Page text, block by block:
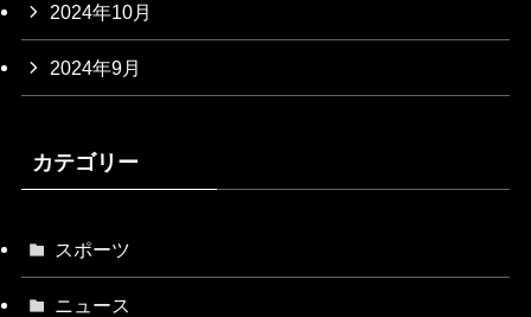
2024年10月
2024年9月
カテゴリー
スポーツ
ニュース